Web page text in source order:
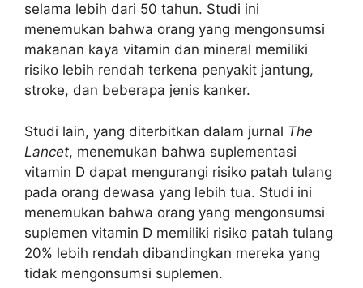
selama lebih dari 50 tahun. Studi ini
menemukan bahwa orang yang mengonsumsi
makanan kaya vitamin dan mineral memiliki
risiko lebih rendah terkena penyakit jantung,
stroke, dan beberapa jenis kanker.
Studi lain, yang diterbitkan dalam jurnal The
Lancet, menemukan bahwa suplementasi
vitamin D dapat mengurangi risiko patah tulang
pada orang dewasa yang lebih tua. Studi ini
menemukan bahwa orang yang mengonsumsi
suplemen vitamin D memiliki risiko patah tulang
20% lebih rendah dibandingkan mereka yang
tidak mengonsumsi suplemen.